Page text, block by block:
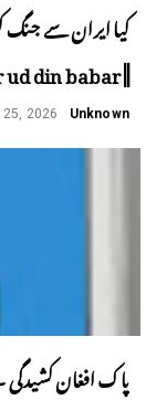
کیا ایران سے جنگ
||Zaheer ud din babar
Unknown
25, 2026
پاک افغان